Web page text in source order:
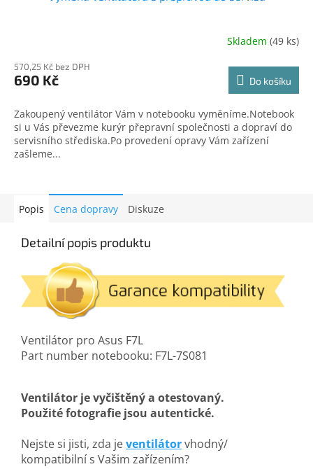
Skladem (49 ks)
570,25 Kč bez DPH
690 Kč Do košíku
Zakoupený ventilátor Vám v notebooku vyměníme.Notebook
si u Vás převezme kurýr přepravní společnosti a dopraví do
servisního střediska.Po provedení opravy Vám zařízení
zašleme...
Popis Cena dopravy Diskuze
Detailní popis produktu
Ventilátor pro Asus F7L
Part number notebooku: F7L-7S081
Ventilátor je vyčištěný a otestovaný.
Použité fotografie jsou autentické.
Nejste si jisti, zda jeventilátorvhodný/
kompatibilní s Vašim zařízením?